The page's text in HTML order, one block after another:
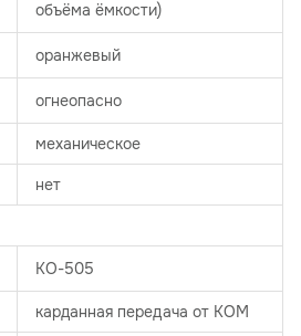
объёма ёмкости)
оранжевый
огнеопасно
механическое
нет
КО-505
карданная передача от КОМ